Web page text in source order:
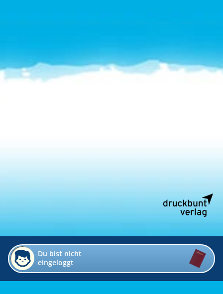
Du bist nicht
eingeloggt